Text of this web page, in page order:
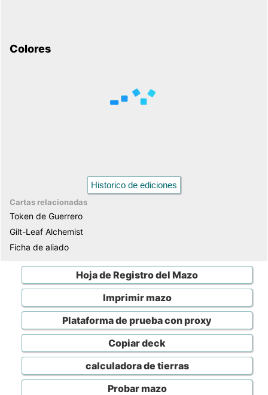
Colores
Historico de ediciones
Cartas relacionadas
Token de Guerrero
Gilt-Leaf Alchemist
Ficha de aliado
Hoja de Registro del Mazo
Imprimir mazo
Plataforma de prueba con proxy
Copiar deck
calculadora de tierras
Probar mazo